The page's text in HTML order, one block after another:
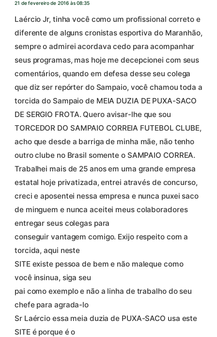
21 de fevereiro de 2016 às 08:35
Laércio Jr, tinha você como um profissional correto e
diferente de alguns cronistas esportiva do Maranhão,
sempre o admirei acordava cedo para acompanhar
seus programas, mas hoje me decepcionei com seus
comentários, quando em defesa desse seu colega
que diz ser repórter do Sampaio, você chamou toda a
torcida do Sampaio de MEIA DUZIA DE PUXA-SACO
DE SERGIO FROTA. Quero avisar-lhe que sou
TORCEDOR DO SAMPAIO CORREIA FUTEBOL CLUBE,
acho que desde a barriga de minha mãe, não tenho
outro clube no Brasil somente o SAMPAIO CORREA.
Trabalhei mais de 25 anos em uma grande empresa
estatal hoje privatizada, entrei através de concurso,
creci e aposentei nessa empresa e nunca puxei saco
de minguem e nunca aceitei meus colaboradores
entregar seus colegas para
conseguir vantagem comigo. Exijo respeito com a
torcida, aqui neste
SITE existe pessoa de bem e não maleque como
você insinua, siga seu
pai como exemplo e não a linha de trabalho do seu
chefe para agrada-lo
Sr Laércio essa meia duzia de PUXA-SACO usa este
SITE é porque é o